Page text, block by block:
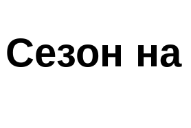
Сезон